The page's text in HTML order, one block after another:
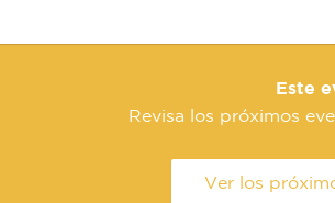
Este
Revisa los próximos
Ver los